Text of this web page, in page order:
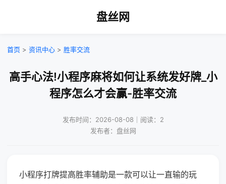
盘丝网
首页 > 资讯中心 > 胜率交流
高手心法!小程序麻将如何让系统发好牌_小
程序怎么才会赢-胜率交流
发布时间：2026-08-08｜阅读：2
发布者：盘丝网
小程序打牌提高胜率辅助是一款可以让一直输的玩